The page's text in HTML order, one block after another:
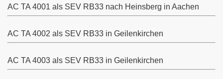
AC TA 4001 als SEV RB33 nach Heinsberg in Aachen
AC TA 4002 als SEV RB33 in Geilenkirchen
AC TA 4003 als SEV RB33 in Geilenkirchen